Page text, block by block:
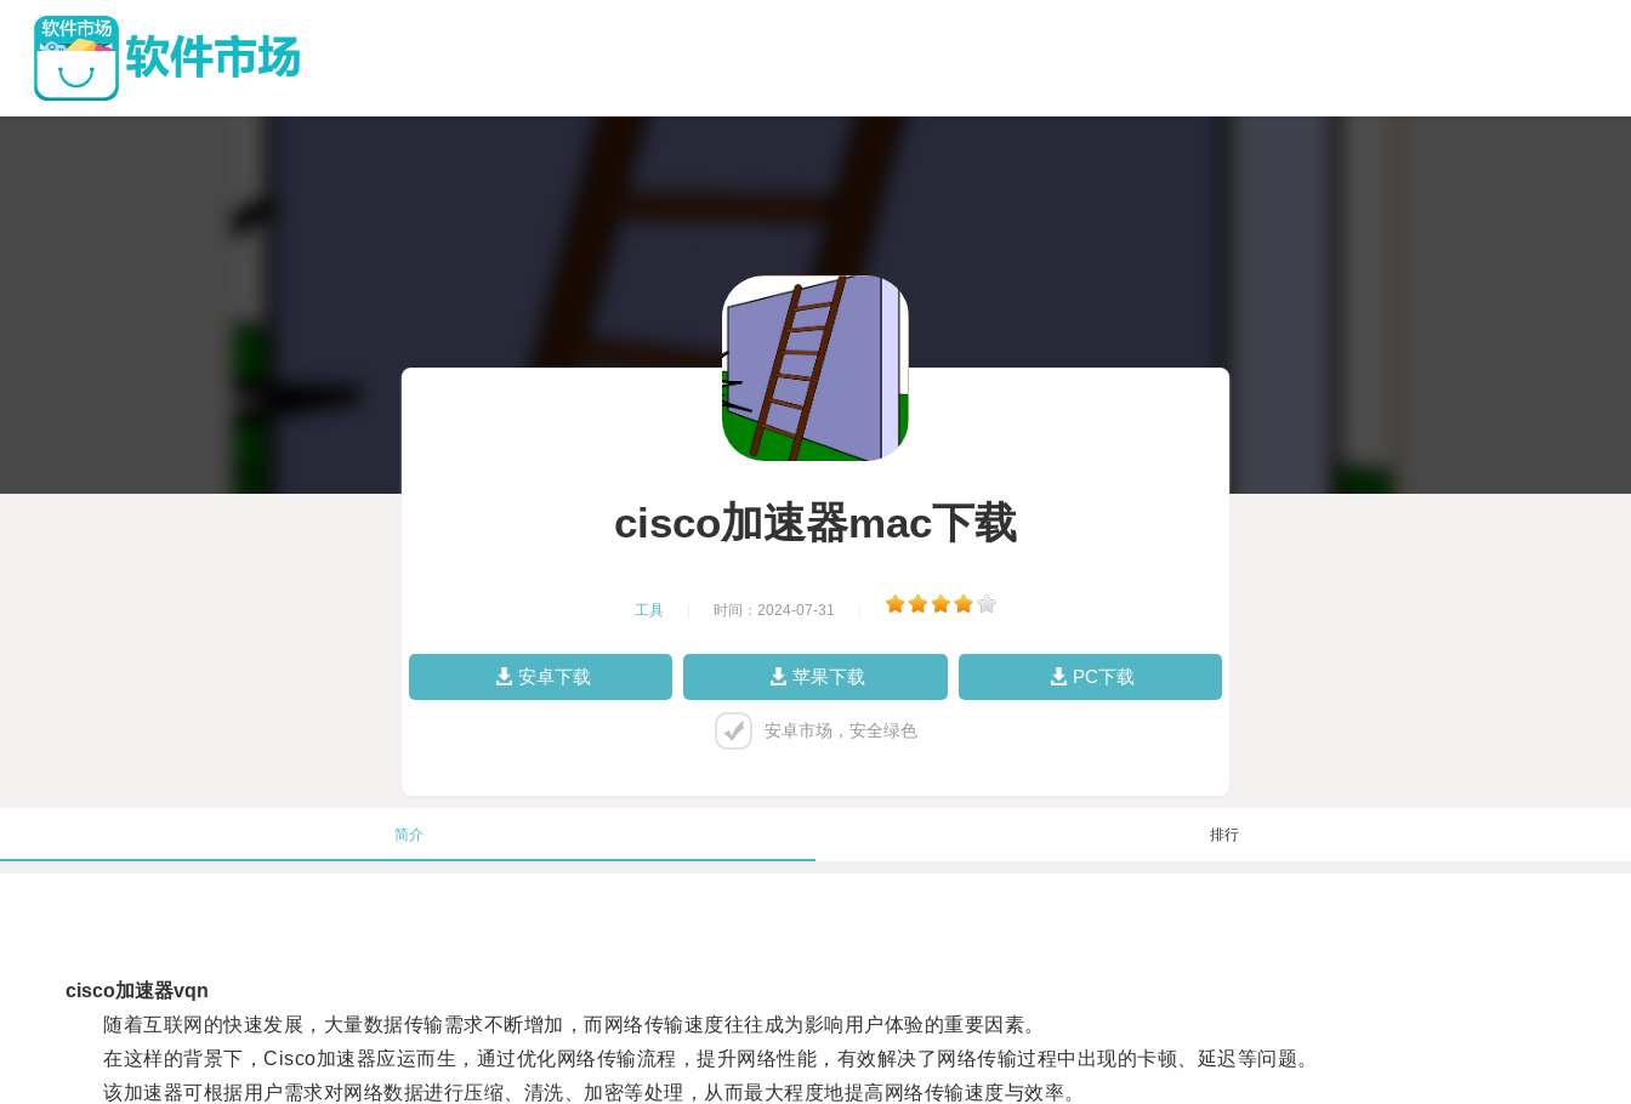
cisco加速器mac下载
工具 时间：2024-07-31
安卓下载 苹果下载 PC下载
安卓市场，安全绿色
简介 排行
cisco加速器vqn
随着互联网的快速发展，大量数据传输需求不断增加，而网络传输速度往往成为影响用户体验的重要因素。
在这样的背景下，Cisco加速器应运而生，通过优化网络传输流程，提升网络性能，有效解决了网络传输过程中出现的卡顿、延迟等问题。
该加速器可根据用户需求对网络数据进行压缩、清洗、加密等处理，从而最大程度地提高网络传输速度与效率。